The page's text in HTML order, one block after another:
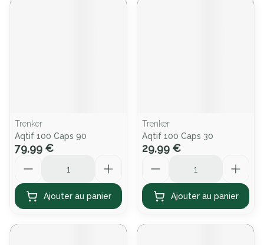
Trenker
Aqtif 100 Caps 90
79,99 €
Ajouter au panier
Trenker
Aqtif 100 Caps 30
29,99 €
Ajouter au panier